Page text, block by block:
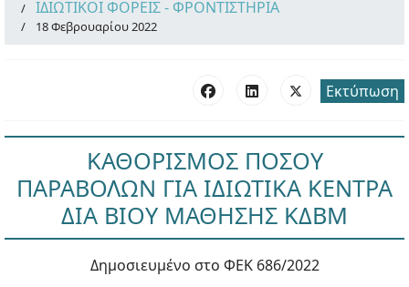
ΙΔΙΩΤΙΚΟΙ ΦΟΡΕΙΣ - ΦΡΟΝΤΙΣΤΗΡΙΑ
18 Φεβρουαρίου 2022
Εκτύπωση
ΚΑΘΟΡΙΣΜΟΣ ΠΟΣΟΥ
ΠΑΡΑΒΟΛΩΝ ΓΙΑ ΙΔΙΩΤΙΚΑ ΚΕΝΤΡΑ
ΔΙΑ ΒΙΟΥ ΜΑΘΗΣΗΣ ΚΔΒΜ
Δημοσιευμένο στο ΦΕΚ 686/2022